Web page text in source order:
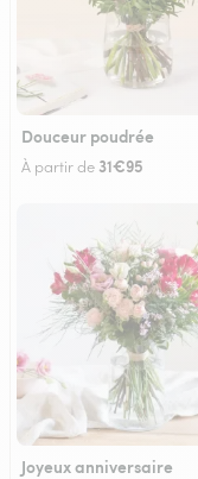
Douceur poudrée
À partir de 31€95
Joyeux anniversaire